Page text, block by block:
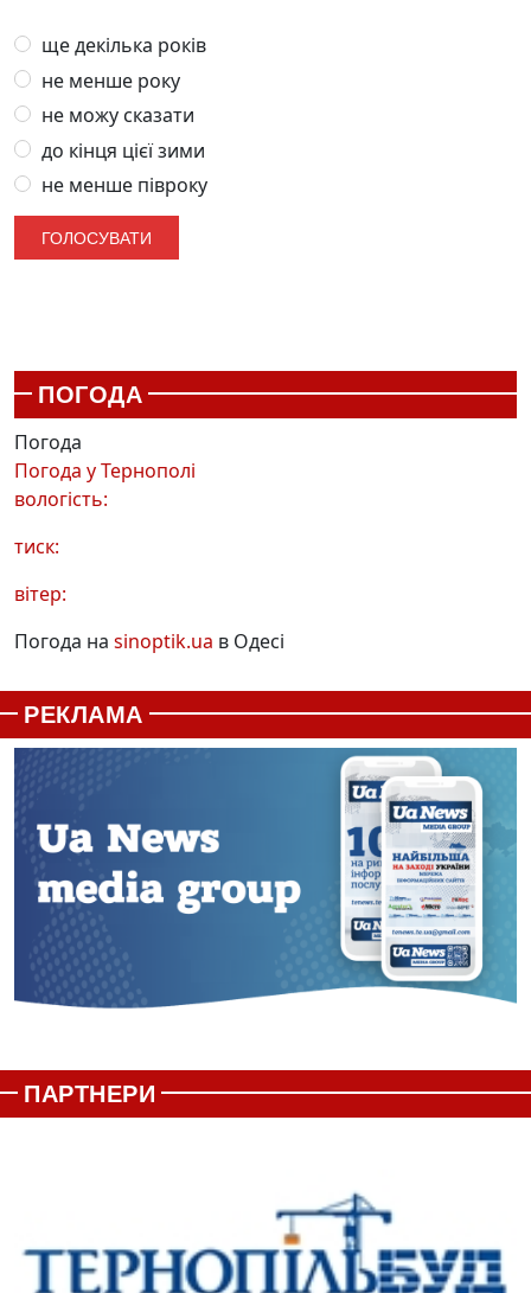
ще декілька років
не менше року
не можу сказати
до кінця цієї зими
не менше півроку
ПОГОДА
Погода
Погода уТернополі
вологість:
тиск:
вітер:
Погода на sinoptik.ua в Одесі
РЕКЛАМА
ПАРТНЕРИ